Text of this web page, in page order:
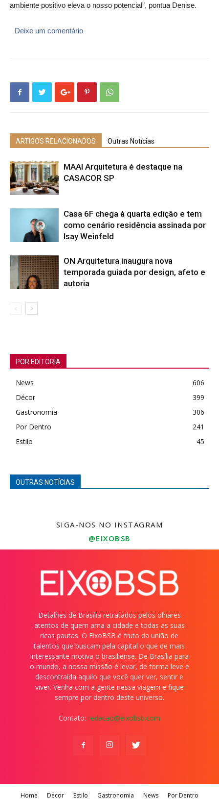
ambiente positivo eleva o nosso potencial”, pontua Denise.
Deixe um comentário
ARTIGOS RELACIONADOS Outras Notícias
MAAI Arquitetura é destaque na
CASACOR SP
Casa 6F chega à quarta edição e tem
como cenário residência assinada por
Isay Weinfeld
ON Arquitetura inaugura nova
temporada guiada por design, afeto e
autoria
POR EDITORIA
News
606
Décor
399
Gastronomia
306
Por Dentro
241
Estilo
45
OUTRAS NOTÍCIAS
SIGA-NOS NO INSTAGRAM
@EIXOBSB
Detalhes de Brasília retratados pelos olhares
atentos de quem ama a cidade e todas as suas
ricas pautas. O EixoBSB é fruto da união de
talentos que buscam pela capital o que de mais
interessante motiva o brasiliense. De Brasília para
o mundo, a nossa missão é levar, de forma leve e
descontraída aquilo que você quer ver, sentir e
viver. Venha com a gente nessa viagem e fique
sempre por dentro deste universo.
Contato: redacao@eixobsb.com
Home Décor Estilo Gastronomia News Por Dentro